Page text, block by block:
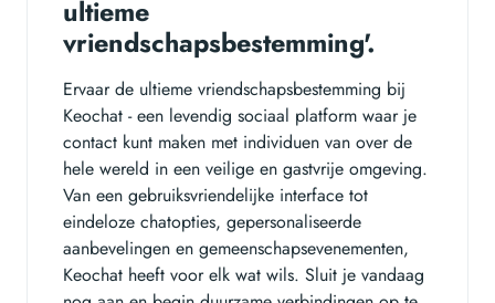
ultieme
vriendschapsbestemming'.
Ervaar de ultieme vriendschapsbestemming bij
Keochat - een levendig sociaal platform waar je
contact kunt maken met individuen van over de
hele wereld in een veilige en gastvrije omgeving.
Van een gebruiksvriendelijke interface tot
eindeloze chatopties, gepersonaliseerde
aanbevelingen en gemeenschapsevenementen,
Keochat heeft voor elk wat wils. Sluit je vandaag